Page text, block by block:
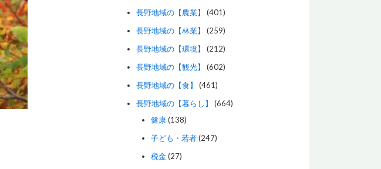
長野地域の【農業】
(401)
長野地域の【林業】
(259)
長野地域の【環境】
(212)
長野地域の【観光】
(602)
長野地域の【食】
(461)
長野地域の【暮らし】
(664)
健康(138)
子ども・若者(247)
税金(27)